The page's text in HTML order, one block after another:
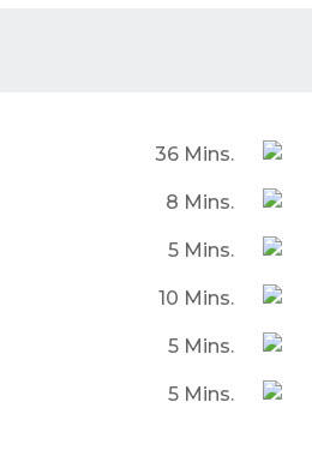
36 Mins.
8 Mins.
5 Mins.
10 Mins.
5 Mins.
5 Mins.